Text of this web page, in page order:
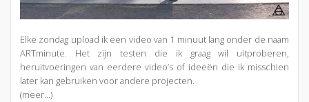
Elke zondag upload ik een video van 1 minuut lang onder de naam
ARTminute. Het zijn testen die ik graag wil uitproberen,
heruitvoeringen van eerdere video’s of ideeën die ik misschien
later kan gebruiken voor andere projecten.
(meer…)